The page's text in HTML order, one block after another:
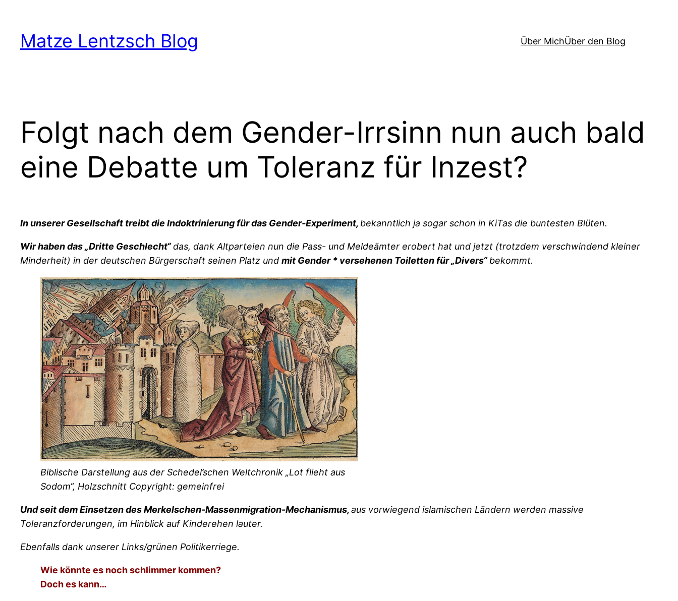
springen
Matze Lentzsch Blog Über MichÜber den Blog
Folgt nach dem Gender-Irrsinn nun auch bald
eine Debatte um Toleranz für Inzest?
In unserer Gesellschaft treibt die Indoktrinierung für das Gender-Experiment,bekanntlich ja sogar schon in KiTas die buntesten Blüten.
Wir haben das „Dritte Geschlecht“das, dank Altparteien nun die Pass- und Meldeämter erobert hat und jetzt (trotzdem verschwindend kleiner
Minderheit) in der deutschen Bürgerschaft seinen Platz und mit Gender * versehenen Toiletten für „Divers“bekommt.
Biblische Darstellung aus der Schedel’schen Weltchronik „Lot flieht aus
Sodom“, Holzschnitt Copyright: gemeinfrei
Und seit dem Einsetzen des Merkelschen-Massenmigration-Mechanismus,aus vorwiegend islamischen Ländern werden massive
Toleranzforderungen, im Hinblick auf Kinderehen lauter.
Ebenfalls dank unserer Links/grünen Politikerriege.
Wie könnte es noch schlimmer kommen?
Doch es kann…